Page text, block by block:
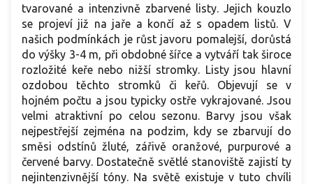
tvarované a intenzivně zbarvené listy. Jejich kouzlo
se projeví již na jaře a končí až s opadem listů. V
našich podmínkách je růst javoru pomalejší, dorůstá
do výšky 3-4 m, při obdobné šířce a vytváří tak široce
rozložité keře nebo nižší stromky. Listy jsou hlavní
ozdobou těchto stromků či keřů. Objevují se v
hojném počtu a jsou typicky ostře vykrajované. Jsou
velmi atraktivní po celou sezonu. Barvy jsou však
nejpestřejší zejména na podzim, kdy se zbarvují do
směsi odstínů žluté, zářivě oranžové, purpurové a
červené barvy. Dostatečně světlé stanoviště zajistí ty
nejintenzivnější tóny. Na světě existuje v tuto chvíli